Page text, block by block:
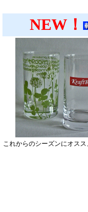
NEW！
これからのシーズンにオス